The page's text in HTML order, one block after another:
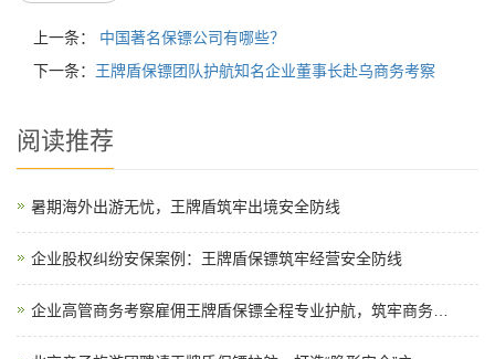
上一条： 中国著名保镖公司有哪些？
下一条： 王牌盾保镖团队护航知名企业董事长赴乌商务考察
阅读推荐
暑期海外出游无忧，王牌盾筑牢出境安全防线
企业股权纠纷安保案例：王牌盾保镖筑牢经营安全防线
企业高管商务考察雇佣王牌盾保镖全程专业护航，筑牢商务…